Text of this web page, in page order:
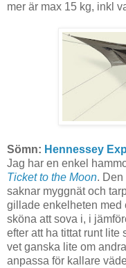
mer är max 15 kg, inkl
Sömn: Hennessey
Jag har en enkel
Ticket to the Moon. Den
saknar myggnät och
gillade enkelheten med
sköna att sova i, i
efter att ha tittat runt lite
vet ganska lite om
anpassa för kallare